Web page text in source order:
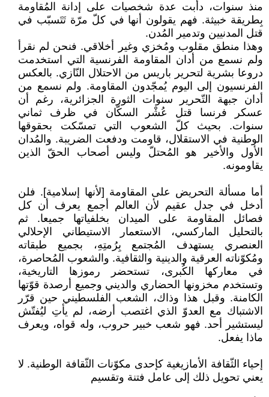
منذ سنوات، دأبت عدة شخصيات على إدانة المُقاومة
بِطريقة خبيثة. فهم يقولون أنها في كلّ مرّة تَتَسبّب في
قتل المدنيين وتدمير المُدن.
وهذا منطق مقلوب ومُخزي وغير أخلاقي. فنحن لم نقرأ
ولم نسمع من أدان المقاومة الفرنسية التي استخدمت
دروعا بشرية لتحرير باريس من الاحتلال النّازي. بالعكس
الفرنسيون إلى اليوم يُمجّدون المقاومة. ولم نسمع من
أدان جبهة التّحرير سنوات الثورة الجزائرية، رغم أن
عسكر فرنسا قتل عُشْر السكّان في ظرف ثماني
سنوات. بحيث كلّ الشعوب التي تمسّكت بحقوقها
الوطنية في الاستقلال، قاومت ودفعت الضريبة. والمُدان
الأول والأخير هو المُحتلّ وليس أصحاب الحقّ الذين
يقاومونه.
أما مسألة التحريض على المقاومة [لأنها إسلامية]. فلن
أدخل في جدل عقيم لأن العالم أجمع يعرف أن كل
فصائل المقاومة على الميدان بخلفياتها جميعا. ثم
بالتحليل الماركسي، الاستعمار الاستيطاني الإحلالي
العنصري يستهدف المُجتمع بِرُمتِهِ، بجميع طبقاته
ومُكوّناته العرقية والدينية والثقافية. والشعوب المُحاصرة،
في معاركها الكُبرى، تستحضر رموزها التاريخية،
وتستخدم مخزونها الحضاري والديني وجميع أرصدة قوّتها
الكامنة. وقبل هذا وذاك، الشعب الفلسطيني حين قرّر
الاشتباك مع العدوّ الذي اغتصب أرضه، لم يأتِ ليُفتّش
ليستشير أحد. فهو شعب خبير حروب، وله قواه، ويعرف
ماذا يفعل.
إحياء الثّقافة الأمازيغية كإحدى مكوّنات الثّقافة الوطنية. لا
يعني تحويل ذلك إلى عامل فتنة وتقسيم